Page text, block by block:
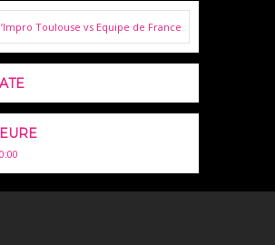
Toulouse vs Equipe de France